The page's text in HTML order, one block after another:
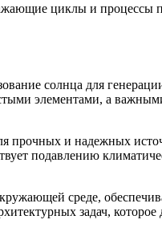
циклы и процессы
солнца для
элементами, а
прочных и надежных
подавлению
среде,
задач,